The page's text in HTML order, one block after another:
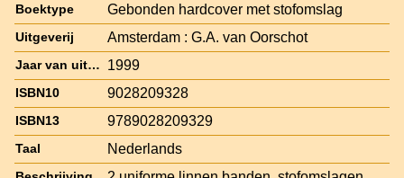
Boektype Gebonden hardcover met stofomslag
Uitgeverij Amsterdam : G.A. van Oorschot
Jaar van uitgave 1999
ISBN10 9028209328
ISBN13 9789028209329
Taal Nederlands